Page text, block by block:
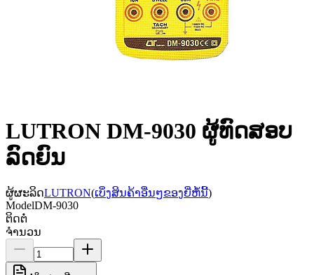
LUTRON DM-9030 ຜູ້​ທົດ​ສອບ​
ລົດ​ຍົນ​
ຜູ້ຜະລິດLUTRON(ເບິ່ງສິນຄ້າອື່ນໆຂອງຍີ່ຫໍ້ນີ້)
ModelDM-9030
ຕິດຕໍ່
ຈຳນວນ